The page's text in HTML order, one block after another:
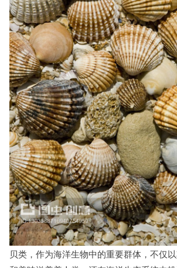
贝类，作为海洋生物中的重要群体，不仅